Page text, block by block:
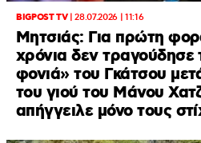
BIGPOST TV|28.07.2026 | 11:16
Μητσιάς: Για πρώτη
χρόνια δεν τραγούδησε
φονιά» του Γκάτσου
του γιού του Μάνου
απήγγειλε μόνο τους